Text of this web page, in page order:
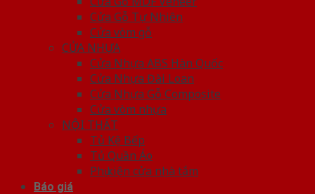
Cửa Gỗ Tự Nhiên
Cửa vòm gỗ
CỬA NHỰA
Cửa Nhựa ABS Hàn Quốc
Cửa Nhựa Đài Loan
Cửa Nhựa Gỗ Composite
Cửa vòm nhựa
NỘI THẤT
Tủ Kệ Bếp
Tủ Quần Áo
Phụ kiện cửa nhà tắm
Báo giá